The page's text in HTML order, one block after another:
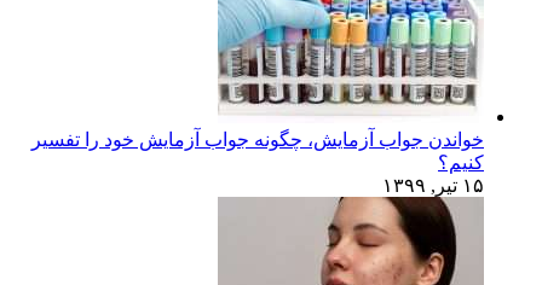
خواندن جواب آزمایش، چگونه جواب آزمایش خود را تفسیر
کنیم؟
۱۵ تیر, ۱۳۹۹